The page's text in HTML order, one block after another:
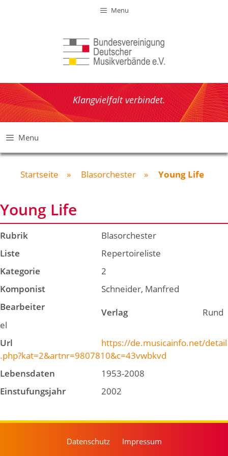
Menu
Klangvielfalt verbindet.
Menu
Startseite » Blasorchester » Young Life
Young Life
Rubrik
Blasorchester
Liste
Repertoireliste
Kategorie
2
Komponist
Schneider, Manfred
Bearbeiter
Verlag
Rund
el
Url
https://de.musicainfo.net/detail
.php?kat=2&artnr=9807810&c=43vwbkvd
Lebensdaten
1953-2008
Einstufungsjahr
2002
Datenschutz Impressum